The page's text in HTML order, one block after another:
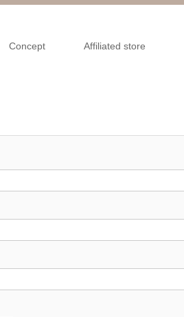
Concept Affiliated store